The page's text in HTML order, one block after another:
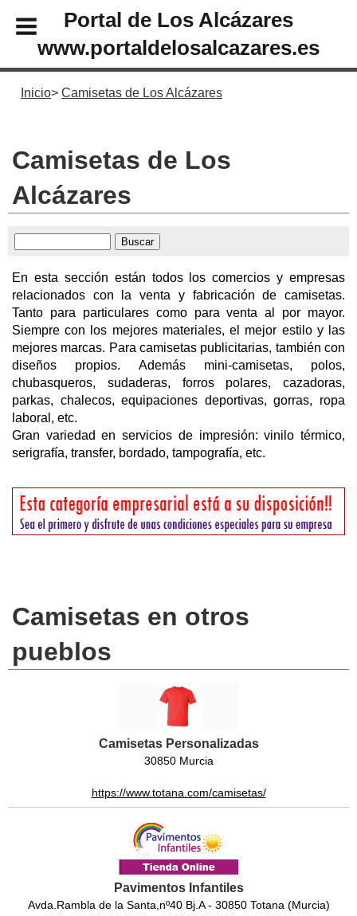
Portal de Los Alcázares
www.portaldelosalcazares.es
Inicio Camisetas de Los Alcázares
Camisetas de Los
Alcázares
En esta sección están todos los comercios y empresas
relacionados con la venta y fabricación de camisetas.
Tanto para particulares como para venta al por mayor.
Siempre con los mejores materiales, el mejor estilo y las
mejores marcas. Para camisetas publicitarias, también con
diseños propios. Además mini-camisetas, polos,
chubasqueros, sudaderas, forros polares, cazadoras,
parkas, chalecos, equipaciones deportivas, gorras, ropa
laboral, etc.
Gran variedad en servicios de impresión: vinilo térmico,
serigrafía, transfer, bordado, tampografía, etc.
Camisetas en otros
pueblos
Camisetas Personalizadas
30850 Murcia
https://www.totana.com/camisetas/
Pavimentos Infantiles
Avda.Rambla de la Santa,nº40 Bj.A - 30850 Totana (Murcia)